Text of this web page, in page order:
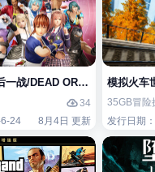
一战/DEAD OR ALIVE 6 Last
34
24
8月4日 更新
模拟火车
35GB冒险
发行日期